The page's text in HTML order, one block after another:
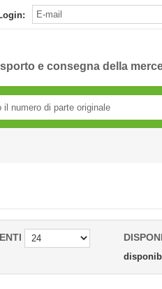
e consegna della